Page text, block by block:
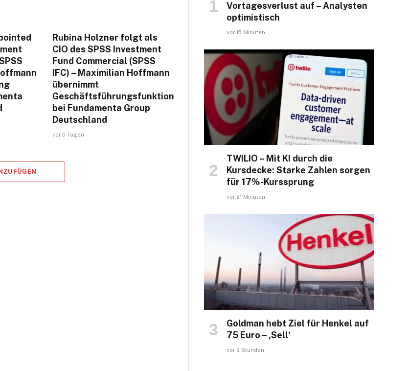
Rubina Holzner folgt als
CIO des SPSS Investment
Fund Commercial (SPSS
IFC) – Maximilian Hoffmann
übernimmt
Geschäftsführungsfunktion
bei Fundamenta Group
Deutschland
vor 5 Tagen
Vortagesverlust auf – Analysten
optimistisch
vor 15 Minuten
TWILIO – Mit KI durch die
Kursdecke: Starke Zahlen sorgen
für 17%-Kurssprung
vor 21 Minuten
Goldman hebt Ziel für Henkel auf
75 Euro – ‚Sell‘
vor 2 Stunden